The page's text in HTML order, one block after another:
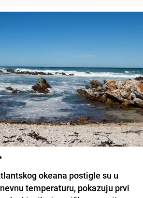
okeana postigle su u
temperaturu, pokazuju prvi